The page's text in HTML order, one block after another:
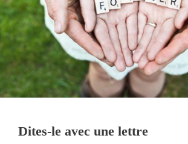
Dites-le avec une lettre